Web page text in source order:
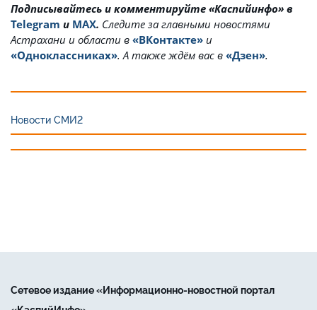
Подписывайтесь и комментируйте «Каспийинфо» в
Telegram и MAX. Cледите за главными новостями
Астрахани и области в «ВКонтакте» и
«Одноклассниках». А также ждём вас в «Дзен».
Новости СМИ2
Сетевое издание «Информационно-новостной портал